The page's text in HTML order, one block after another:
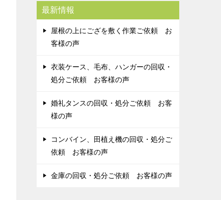
最新情報
屋根の上にござを敷く作業ご依頼 お
客様の声
衣装ケース、毛布、ハンガーの回収・
処分ご依頼 お客様の声
婚礼タンスの回収・処分ご依頼 お客
様の声
コンバイン、田植え機の回収・処分ご
依頼 お客様の声
金庫の回収・処分ご依頼 お客様の声